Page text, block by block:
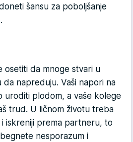
šansu za poboljšanje
osetiti da mnoge stvari u
da napreduju. Vaši napori na
uroditi plodom, a vaše kolege
trud. U ličnom životu treba
iskreniji prema partneru, to
nesporazum i